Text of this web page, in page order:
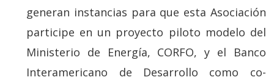
generan instancias para que esta Asociación
participe en un proyecto piloto modelo del
Ministerio de Energía, CORFO, y el Banco
Interamericano de Desarrollo como co-